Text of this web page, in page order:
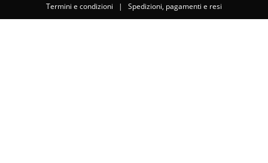
Termini e condizioni | Spedizioni, pagamenti e resi